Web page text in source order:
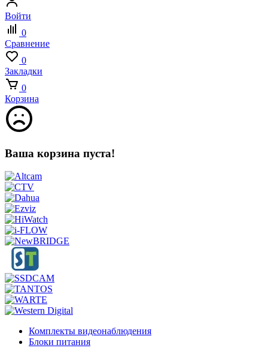
Войти
0
Сравнение
0
Закладки
0
Корзина
Ваша корзина пуста!
Комплекты видеонаблюдения
Блоки питания